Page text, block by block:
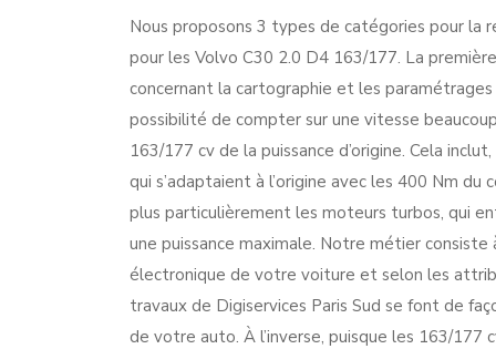
Nous proposons 3 types de catégories pour la
pour les Volvo C30 2.0 D4 163/177. La
concernant la cartographie et les
possibilité de compter sur une vitesse
163/177 cv de la puissance d’origine. Cela
qui s’adaptaient à l’origine avec les 400 Nm
plus particulièrement les moteurs turbos, qui
une puissance maximale. Notre métier
électronique de votre voiture et selon les
travaux de Digiservices Paris Sud se font de
de votre auto. À l’inverse, puisque les 163/